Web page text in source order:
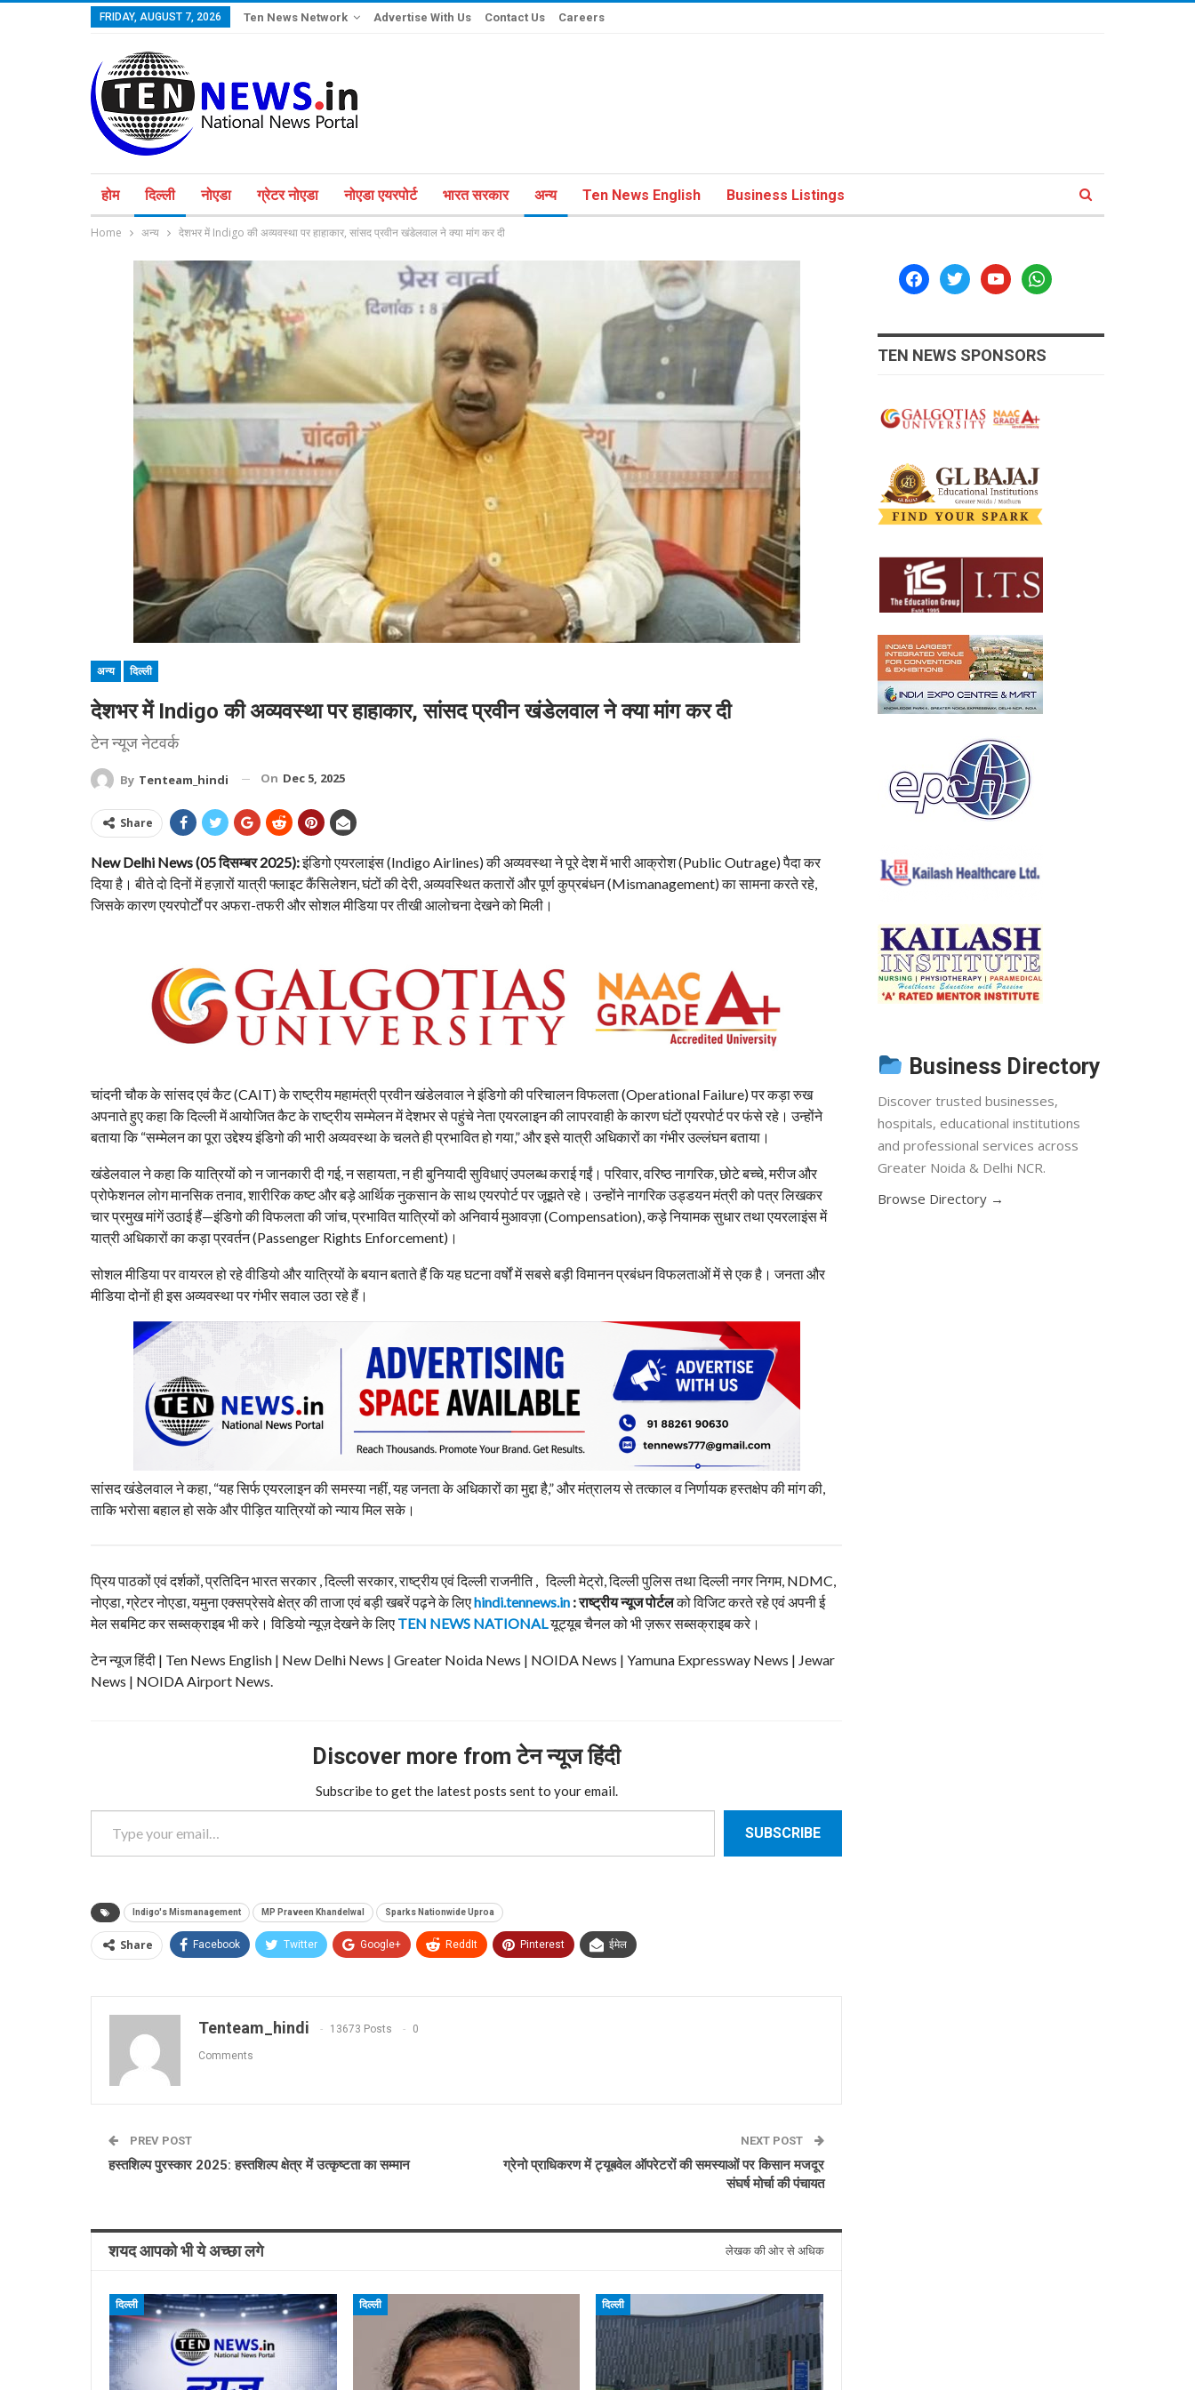
FRIDAY, AUGUST 7, 2026 Ten News Network Advertise With Us Contact Us Careers
होम दिल्ली नोएडा ग्रेटर नोएडा नोएडा एयरपोर्ट भारत सरकार अन्य Ten News English Business Listings
Home अन्य देशभर में Indigo की अव्यवस्था पर हाहाकार, सांसद प्रवीन खंडेलवाल ने क्या मांग कर दी
अन्य दिल्ली
देशभर में Indigo की अव्यवस्था पर हाहाकार, सांसद प्रवीन खंडेलवाल ने क्या मांग कर दी
टेन न्यूज नेटवर्क
By Tenteam_hindi On Dec 5, 2025
Share
New Delhi News (05 दिसम्बर 2025):इंडिगो एयरलाइंस (Indigo Airlines) की अव्यवस्था ने पूरे देश में भारी आक्रोश (Public Outrage) पैदा कर
दिया है। बीते दो दिनों में हज़ारों यात्री फ्लाइट कैंसिलेशन, घंटों की देरी, अव्यवस्थित कतारों और पूर्ण कुप्रबंधन (Mismanagement) का सामना करते रहे,
जिसके कारण एयरपोर्टों पर अफरा-तफरी और सोशल मीडिया पर तीखी आलोचना देखने को मिली।
चांदनी चौक के सांसद एवं कैट (CAIT) के राष्ट्रीय महामंत्री प्रवीन खंडेलवाल ने इंडिगो की परिचालन विफलता (Operational Failure) पर कड़ा रुख
अपनाते हुए कहा कि दिल्ली में आयोजित कैट के राष्ट्रीय सम्मेलन में देशभर से पहुंचे नेता एयरलाइन की लापरवाही के कारण घंटों एयरपोर्ट पर फंसे रहे। उन्होंने
बताया कि “सम्मेलन का पूरा उद्देश्य इंडिगो की भारी अव्यवस्था के चलते ही प्रभावित हो गया,” और इसे यात्री अधिकारों का गंभीर उल्लंघन बताया।
खंडेलवाल ने कहा कि यात्रियों को न जानकारी दी गई, न सहायता, न ही बुनियादी सुविधाएं उपलब्ध कराई गईं। परिवार, वरिष्ठ नागरिक, छोटे बच्चे, मरीज और
प्रोफेशनल लोग मानसिक तनाव, शारीरिक कष्ट और बड़े आर्थिक नुकसान के साथ एयरपोर्ट पर जूझते रहे। उन्होंने नागरिक उड्डयन मंत्री को पत्र लिखकर
चार प्रमुख मांगें उठाई हैं—इंडिगो की विफलता की जांच, प्रभावित यात्रियों को अनिवार्य मुआवज़ा (Compensation), कड़े नियामक सुधार तथा एयरलाइंस में
यात्री अधिकारों का कड़ा प्रवर्तन (Passenger Rights Enforcement)।
सोशल मीडिया पर वायरल हो रहे वीडियो और यात्रियों के बयान बताते हैं कि यह घटना वर्षों में सबसे बड़ी विमानन प्रबंधन विफलताओं में से एक है। जनता और
मीडिया दोनों ही इस अव्यवस्था पर गंभीर सवाल उठा रहे हैं।
सांसद खंडेलवाल ने कहा, “यह सिर्फ एयरलाइन की समस्या नहीं, यह जनता के अधिकारों का मुद्दा है,” और मंत्रालय से तत्काल व निर्णायक हस्तक्षेप की मांग की,
ताकि भरोसा बहाल हो सके और पीड़ित यात्रियों को न्याय मिल सके।
प्रिय पाठकों एवं दर्शकों, प्रतिदिन भारत सरकार , दिल्ली सरकार, राष्ट्रीय एवं दिल्ली राजनीति , दिल्ली मेट्रो, दिल्ली पुलिस तथा दिल्ली नगर निगम, NDMC,
नोएडा, ग्रेटर नोएडा, यमुना एक्सप्रेसवे क्षेत्र की ताजा एवं बड़ी खबरें पढ़ने के लिएhindi.tennews.in : राष्ट्रीय न्यूज पोर्टलको विजिट करते रहे एवं अपनी ई
मेल सबमिट कर सब्सक्राइब भी करे। विडियो न्यूज़ देखने के लिए TEN NEWS NATIONAL यूट्यूब चैनल को भी ज़रूर सब्सक्राइब करे।
टेन न्यूज हिंदी | Ten News English | New Delhi News | Greater Noida News | NOIDA News | Yamuna Expressway News | Jewar
News | NOIDA Airport News.
Discover more from टेन न्यूज हिंदी
Subscribe to get the latest posts sent to your email.
Type your email…
SUBSCRIBE
Indigo's Mismanagement MP Praveen Khandelwal Sparks Nationwide Uproa
Share Facebook Twitter Google+ ReddIt Pinterest ईमेल
Tenteam_hindi 13673 Posts 0
Comments
PREV POST
हस्तशिल्प पुरस्कार 2025: हस्तशिल्प क्षेत्र में उत्कृष्टता का सम्मान
NEXT POST
ग्रेनो प्राधिकरण में ट्यूबवेल ऑपरेटरों की समस्याओं पर किसान मजदूर
संघर्ष मोर्चा की पंचायत
शयद आपको भी ये अच्छा लगे लेखक की ओर से अधिक
दिल्ली दिल्ली दिल्ली
facebooktwitteryoutubewhatsapp
TEN NEWS SPONSORS
Business Directory
Discover trusted businesses,
hospitals, educational institutions
and professional services across
Greater Noida & Delhi NCR.
Browse Directory →